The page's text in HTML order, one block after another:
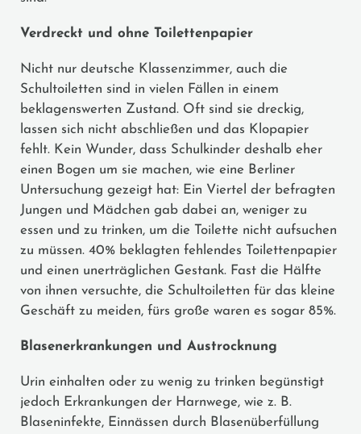
Verdreckt und ohne Toilettenpapier
Nicht nur deutsche Klassenzimmer, auch die
Schultoiletten sind in vielen Fällen in einem
beklagenswerten Zustand. Oft sind sie dreckig,
lassen sich nicht abschließen und das Klopapier
fehlt. Kein Wunder, dass Schulkinder deshalb eher
einen Bogen um sie machen, wie eine Berliner
Untersuchung gezeigt hat: Ein Viertel der befragten
Jungen und Mädchen gab dabei an, weniger zu
essen und zu trinken, um die Toilette nicht aufsuchen
zu müssen. 40% beklagten fehlendes Toilettenpapier
und einen unerträglichen Gestank. Fast die Hälfte
von ihnen versuchte, die Schultoiletten für das kleine
Geschäft zu meiden, fürs große waren es sogar 85%.
Blasenerkrankungen und Austrocknung
Urin einhalten oder zu wenig zu trinken begünstigt
jedoch Erkrankungen der Harnwege, wie z. B.
Blaseninfekte, Einnässen durch Blasenüberfüllung